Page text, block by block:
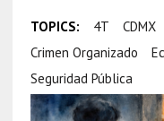
TOPICS: 4T CDMX
Crimen Organizado
Seguridad Pública